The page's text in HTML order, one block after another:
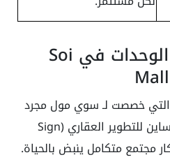
مساحة وتفاصيل الوحدات في Soi
خصصت لـ سوي مول مجرد
أرقام، بل استغلتها شركة ساين للتطوير العقاري (Sign